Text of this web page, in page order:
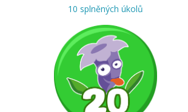
10 splněných úkolů